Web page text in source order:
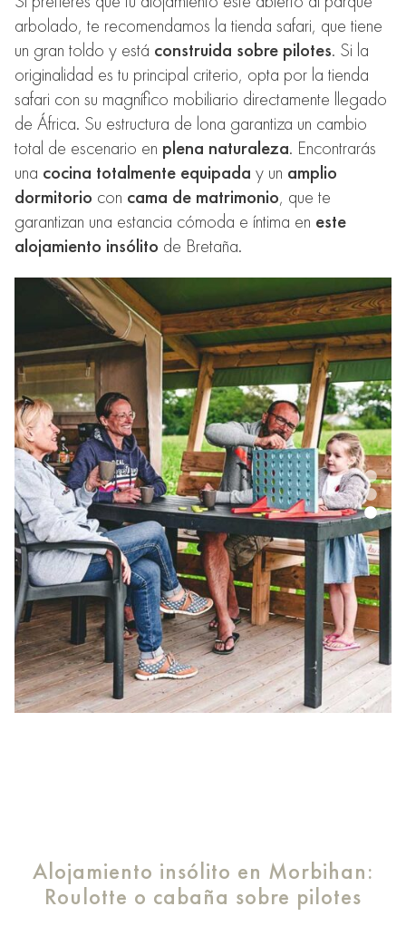
arbolado, te recomendamos la tienda safari, que tiene
un gran toldo y está construida sobre pilotes. Si la
originalidad es tu principal criterio, opta por la tienda
safari con su magnífico mobiliario directamente llegado
de África. Su estructura de lona garantiza un cambio
total de escenario en plena naturaleza. Encontrarás
una cocina totalmente equipada y un amplio
dormitorio con cama de matrimonio, que te
garantizan una estancia cómoda e íntima en este
alojamiento insólito de Bretaña.
Alojamiento insólito en Morbihan:
Roulotte o cabaña sobre pilotes